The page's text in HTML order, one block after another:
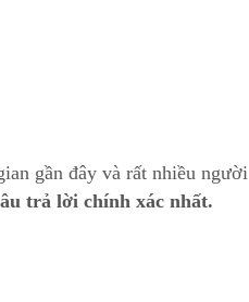
gần đây và rất nhiều người
trả lời chính xác nhất.